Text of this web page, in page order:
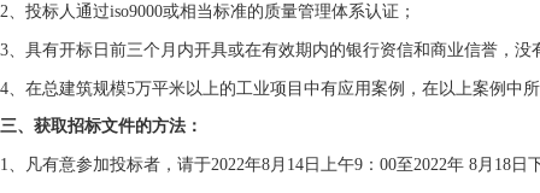
2、投标人通过iso9000或相当标准的质量管理体系认证；
3、具有开标日前三个月内开具或在有效期内的银行资信和商业信誉，
4、在总建筑规模5万平米以上的工业项目中有应用案例，在以上案例中
三、获取招标文件的方法：
1、凡有意参加投标者，请于2022年8月 14 日上午9 ： 00至2022年 8月 18 日